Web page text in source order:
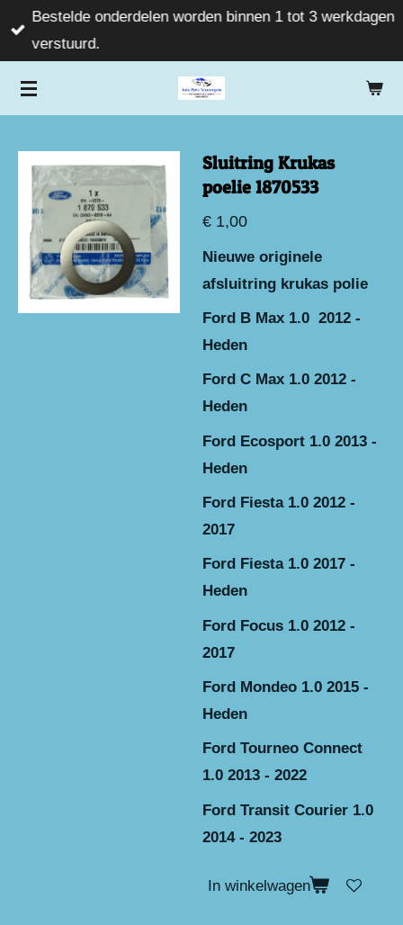
Ga
direct
de
Bestelde onderdelen worden binnen 1 tot 3 werkdagen
verstuurd.
Sluitring Krukas
poelie 1870533
€ 1,00
Nieuwe originele
afsluitring krukas polie
Ford B Max 1.0 2012 -
Heden
Ford C Max 1.0 2012 -
Heden
Ford Ecosport 1.0 2013 -
Heden
Ford Fiesta 1.0 2012 -
2017
Ford Fiesta 1.0 2017 -
Heden
Ford Focus 1.0 2012 -
2017
Ford Mondeo 1.0 2015 -
Heden
Ford Tourneo Connect
1.0 2013 - 2022
Ford Transit Courier 1.0
2014 - 2023
In winkelwagen